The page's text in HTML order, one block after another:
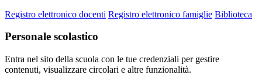
Registro elettronico docenti Registro elettronico famiglie Biblioteca
Personale scolastico
Entra nel sito della scuola con le tue credenziali per gestire
contenuti, visualizzare circolari e altre funzionalità.